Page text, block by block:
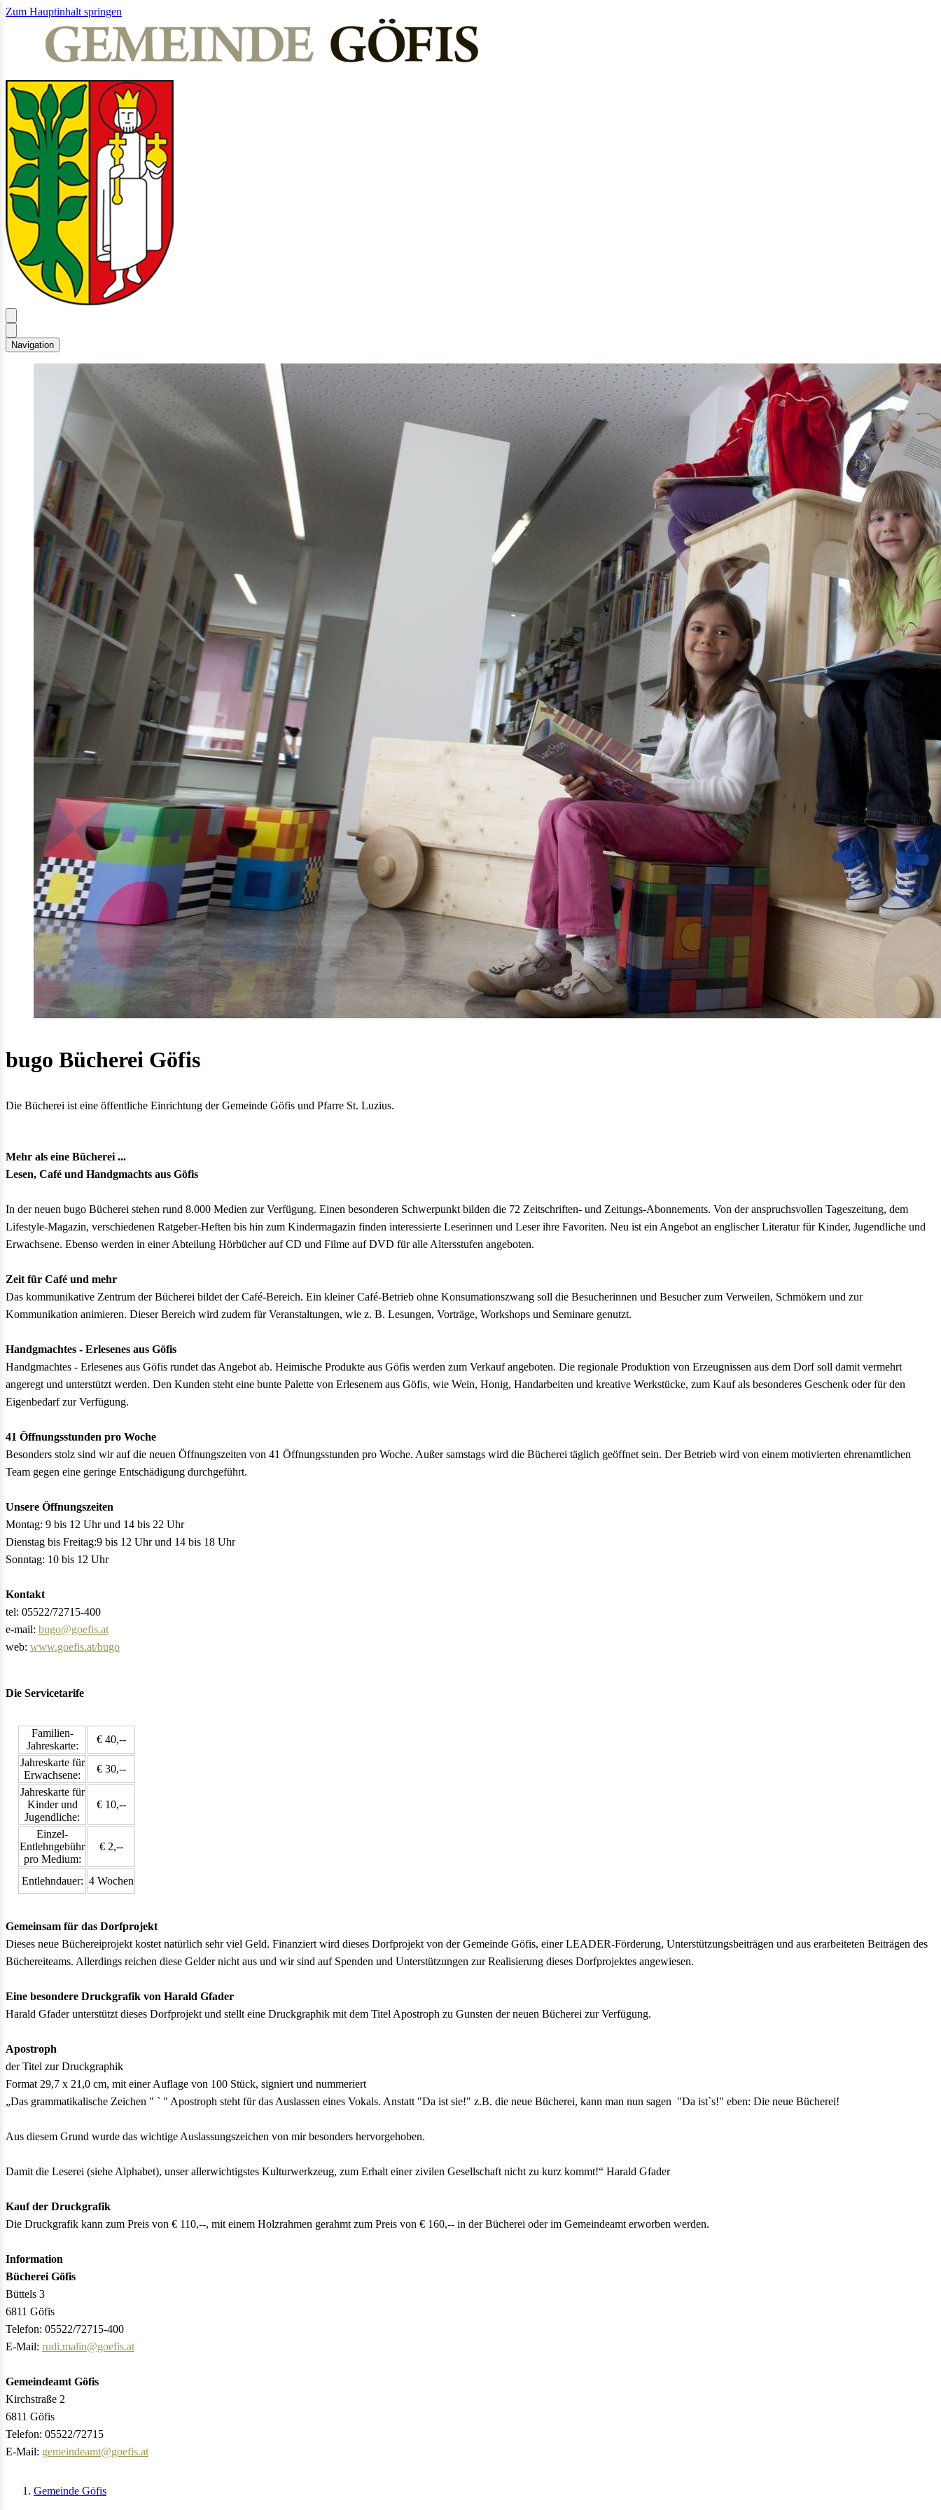
Zum Hauptinhalt springen
Navigation
bugo Bücherei Göfis
Die Bücherei ist eine öffentliche Einrichtung der Gemeinde Göfis und Pfarre St. Luzius.
Mehr als eine Bücherei ...
Lesen, Café und Handgmachts aus Göfis
In der neuen bugo Bücherei stehen rund 8.000 Medien zur Verfügung. Einen besonderen Schwerpunkt bilden die 72 Zeitschriften- und Zeitungs-Abonnements. Von der anspruchsvollen Tageszeitung, dem
Lifestyle-Magazin, verschiedenen Ratgeber-Heften bis hin zum Kindermagazin finden interessierte Leserinnen und Leser ihre Favoriten. Neu ist ein Angebot an englischer Literatur für Kinder, Jugendliche und
Erwachsene. Ebenso werden in einer Abteilung Hörbücher auf CD und Filme auf DVD für alle Altersstufen angeboten.
Zeit für Café und mehr
Das kommunikative Zentrum der Bücherei bildet der Café-Bereich. Ein kleiner Café-Betrieb ohne Konsumationszwang soll die Besucherinnen und Besucher zum Verweilen, Schmökern und zur
Kommunikation animieren. Dieser Bereich wird zudem für Veranstaltungen, wie z. B. Lesungen, Vorträge, Workshops und Seminare genutzt.
Handgmachtes - Erlesenes aus Göfis
Handgmachtes - Erlesenes aus Göfis rundet das Angebot ab. Heimische Produkte aus Göfis werden zum Verkauf angeboten. Die regionale Produktion von Erzeugnissen aus dem Dorf soll damit vermehrt
angeregt und unterstützt werden. Den Kunden steht eine bunte Palette von Erlesenem aus Göfis, wie Wein, Honig, Handarbeiten und kreative Werkstücke, zum Kauf als besonderes Geschenk oder für den
Eigenbedarf zur Verfügung.
41 Öffnungsstunden pro Woche
Besonders stolz sind wir auf die neuen Öffnungszeiten von 41 Öffnungsstunden pro Woche. Außer samstags wird die Bücherei täglich geöffnet sein. Der Betrieb wird von einem motivierten ehrenamtlichen
Team gegen eine geringe Entschädigung durchgeführt.
Unsere Öffnungszeiten
Montag: 9 bis 12 Uhr und 14 bis 22 Uhr
Dienstag bis Freitag:9 bis 12 Uhr und 14 bis 18 Uhr
Sonntag: 10 bis 12 Uhr
Kontakt
tel: 05522/72715-400
e-mail: bugo@goefis.at
web: www.goefis.at/bugo
Die Servicetarife
Familien-
Jahreskarte:
€ 40,--
Jahreskarte für
Erwachsene:
€ 30,--
Jahreskarte für
Kinder und
Jugendliche:
€ 10,--
Einzel-
Entlehngebühr
pro Medium:
€ 2,--
Entlehndauer: 4 Wochen
Gemeinsam für das Dorfprojekt
Dieses neue Büchereiprojekt kostet natürlich sehr viel Geld. Finanziert wird dieses Dorfprojekt von der Gemeinde Göfis, einer LEADER-Förderung, Unterstützungsbeiträgen und aus erarbeiteten Beiträgen des
Büchereiteams. Allerdings reichen diese Gelder nicht aus und wir sind auf Spenden und Unterstützungen zur Reali­sierung dieses Dorfprojektes angewiesen.
Eine besondere Druckgrafik von Harald Gfader
Harald Gfader unterstützt dieses Dorfprojekt und stellt eine Druckgraphik mit dem Titel Apostroph zu Gunsten der neuen Bücherei zur Verfügung.
Apostroph
der Titel zur Druckgraphik
Format 29,7 x 21,0 cm, mit einer Auflage von 100 Stück, signiert und nummeriert
„Das grammatikalische Zeichen " ` " Apostroph steht für das Auslassen eines Vokals. Anstatt "Da ist sie!" z.B. die neue Bücherei, kann man nun sagen "Da ist`s!" eben: Die neue Bücherei!
Aus diesem Grund wurde das wichtige Auslassungs­zeichen von mir besonders hervorgehoben.
Damit die Leserei (siehe Alphabet), unser allerwichtigs­tes Kulturwerkzeug, zum Erhalt einer zivilen Gesellschaft nicht zu kurz kommt!“ Harald Gfader
Kauf der Druckgrafik
Die Druckgrafik kann zum Preis von € 110,--, mit einem Holzrahmen gerahmt zum Preis von € 160,-- in der Bücherei oder im Gemein­deamt erworben werden.
Information
Bücherei Göfis
Büttels 3
6811 Göfis
Telefon: 05522/72715-400
E-Mail: rudi.malin@goefis.at
Gemeindeamt Göfis
Kirchstraße 2
6811 Göfis
Telefon: 05522/72715
E-Mail: gemeindeamt@goefis.at
Gemeinde Göfis